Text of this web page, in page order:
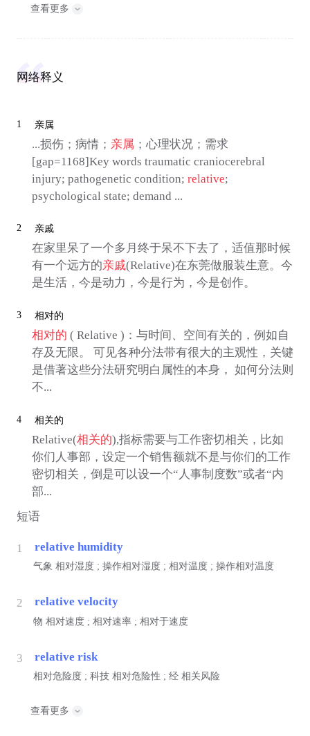
查看更多
网络释义
1 亲属
...损伤；病情； 亲属 ；心理状况；需求
[gap=1168]Key words traumatic craniocerebral
injury; pathogenetic condition; relative;
psychological state; demand ...
2 亲戚
在家里呆了一个多月终于呆不下去了，适值那时候
有一个远方的亲戚(Relative)在东莞做服装生意。今
是生活，今是动力，今是行为，今是创作。
3 相对的
相对的 ( Relative )：与时间、空间有关的，例如自
存及无限。 可见各种分法带有很大的主观性，关键
是借著这些分法研究明白属性的本身， 如何分法则
不...
4 相关的
Relative(相关的),指标需要与工作密切相关，比如
你们人事部，设定一个销售额就不是与你们的工作
密切相关，倒是可以设一个“人事制度数”或者“内
部...
短语
1 relative humidity
气象 相对湿度 ; 操作相对湿度 ; 相对温度 ; 操作相对温度
2 relative velocity
物 相对速度 ; 相对速率 ; 相对于速度
3 relative risk
相对危险度 ; 科技 相对危险性 ; 经 相关风险
查看更多